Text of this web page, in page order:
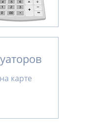
карте